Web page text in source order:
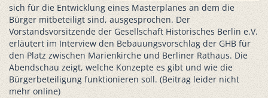
sich für die Entwicklung eines Masterplanes an dem die
Bürger mitbeteiligt sind, ausgesprochen. Der
Vorstandsvorsitzende der Gesellschaft Historisches Berlin e.V.
erläutert im Interview den Bebauungsvorschlag der GHB für
den Platz zwischen Marienkirche und Berliner Rathaus. Die
Abendschau zeigt, welche Konzepte es gibt und wie die
Bürgerbeteiligung funktionieren soll. (Beitrag leider nicht
mehr online)